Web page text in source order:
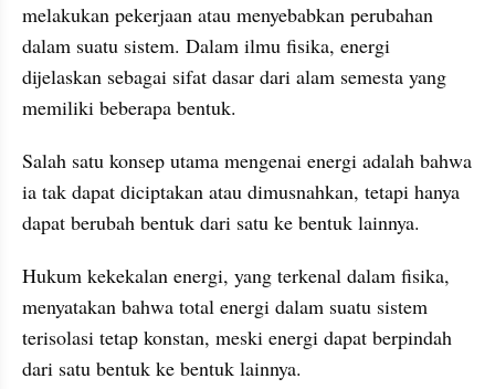
melakukan pekerjaan atau menyebabkan perubahan
dalam suatu sistem. Dalam ilmu fisika, energi
dijelaskan sebagai sifat dasar dari alam semesta yang
memiliki beberapa bentuk.
Salah satu konsep utama mengenai energi adalah bahwa
ia tak dapat diciptakan atau dimusnahkan, tetapi hanya
dapat berubah bentuk dari satu ke bentuk lainnya.
Hukum kekekalan energi, yang terkenal dalam fisika,
menyatakan bahwa total energi dalam suatu sistem
terisolasi tetap konstan, meski energi dapat berpindah
dari satu bentuk ke bentuk lainnya.